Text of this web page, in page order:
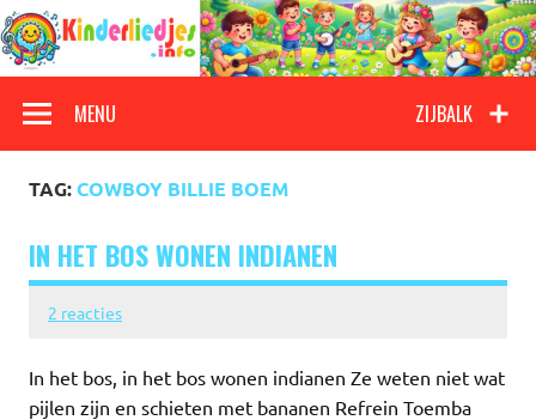
Doorgaan
naar
inhoud
Kinderliedjes
ZIJBALK
MENU
TAG:COWBOY BILLIE BOEM
IN HET BOS WONEN INDIANEN
2 reacties
In het bos, in het bos wonen indianen Ze weten niet wat
pijlen zijn en schieten met bananen Refrein Toemba